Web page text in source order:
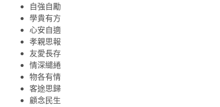
自強自勵
學貴有方
心安自適
孝親思報
友愛長存
情深繾綣
物各有情
客途思歸
顧念民生